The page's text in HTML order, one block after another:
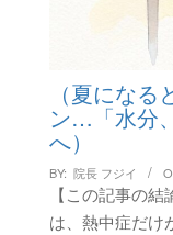
（夏にな
ン…「水分
へ）
BY: 院長 フジイ
【この記事の
は、熱中症だけ